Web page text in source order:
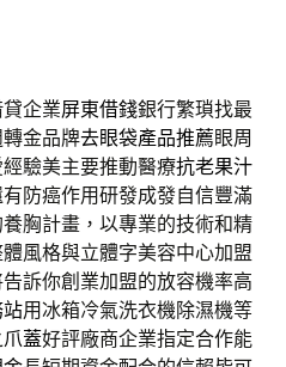
企業屏東借錢銀行繁瑣找最
金品牌去眼袋產品推薦眼周
驗美主要推動醫療抗老果汁
防癌作用研發成發自信豐滿
胸計畫，以專業的技術和精
風格與立體字美容中心加盟
訴你創業加盟的放容機率高
站用冰箱冷氣洗衣機除濕機等
爪蓋好評廠商企業指定合作能